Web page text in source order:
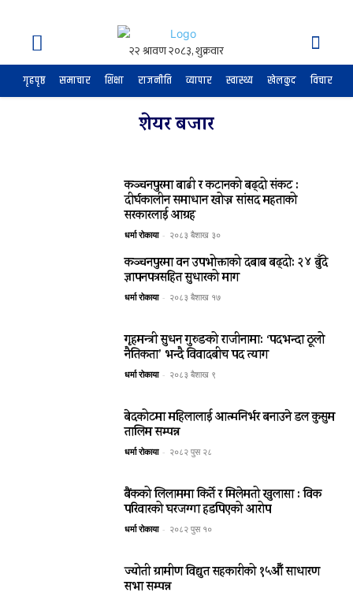
गृहपृष्ठ समाचार शिक्षा राजनीति व्यापार स्वास्थ्य खेलकुद विचार
शेयर बजार
कञ्चनपुरमा बाढी र कटानको बढ्दो संकट :
दीर्घकालीन समाधान खोज्न सांसद महताको
सरकारलाई आग्रह
धर्मा रोकाया - २०८३ बैशाख ३०
कञ्चनपुरमा वन उपभोक्ताको दबाब बढ्दो: २४ बुँदे
ज्ञापनपत्रसहित सुधारको माग
धर्मा रोकाया - २०८३ बैशाख १७
गृहमन्त्री सुधन गुरुङको राजीनामा: ‘पदभन्दा ठूलो
नैतिकता’ भन्दै विवादबीच पद त्याग
धर्मा रोकाया - २०८३ बैशाख ९
बेदकोटमा महिलालाई आत्मनिर्भर बनाउने डल कुसुम
तालिम सम्पन्न
धर्मा रोकाया - २०८२ पुस २८
बैंकको लिलाममा किर्ते र मिलेमतो खुलासा : विक
परिवारको घरजग्गा हडपिएको आरोप
धर्मा रोकाया - २०८२ पुस १०
ज्योती ग्रामीण विद्युत सहकारीको १५औँ साधारण
सभा सम्पन्न